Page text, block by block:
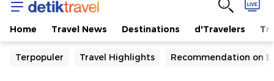
Home Travel News Destinations d'Travelers
Terpopuler Travel Highlights Recommendation on